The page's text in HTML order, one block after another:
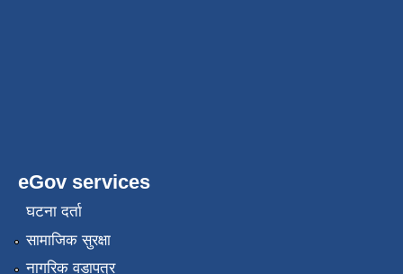
eGov services
घटना दर्ता
सामाजिक सुरक्षा
नागरिक वडापत्र